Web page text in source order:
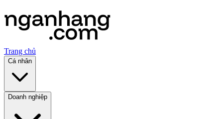
Trang chủ
Cá nhân
Doanh nghiệp